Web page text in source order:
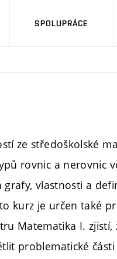
SPOLUPRÁCE
ze středoškolské
rovnic a nerovnic
vlastnosti a
kurz je určen také
Matematika I. zjistí,
problematické